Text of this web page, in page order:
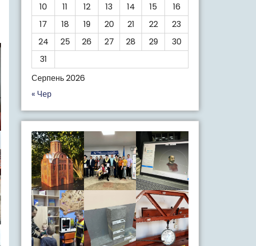
Серпень 2026
10
11 12 13 14 15
16
17
18 19 20 21 22
23
24
25 26 27 28 29
30
31
« Чер